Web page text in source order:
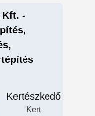
Kft. -
Kertészkedő
Kert